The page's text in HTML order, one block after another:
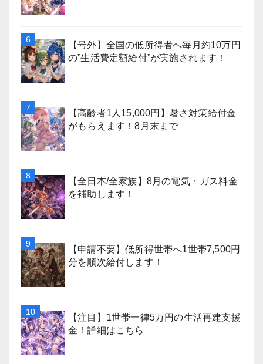
【号外】全国の低所得者へ毎月約10万円
の”生活費定額給付”が実施されます！
【高齢者1人15,000円】暑さ対策給付金
がもらえます！8月末まで
【全日本/全家族】8月の電気・ガス料金
を補助します！
【申請不要】低所得世帯へ1世帯7,500円
分を順次給付します！
【注目】1世帯一律5万円の生活再建支援
金！詳細はこちら